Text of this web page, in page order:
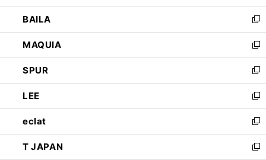
開
く
ウ
ィ
ン
ド
ウ
で
開
く
し
い
ウ
ィ
ン
ド
ウ
で
開
く
BAILA
新
し
い
ウ
ィ
ン
ド
ウ
で
開
く
MAQUIA
新
し
い
ウ
ィ
ン
ド
ウ
で
SPUR
新
し
い
ウ
ィ
ン
ド
LEE
新
し
い
ウ
ィ
eclat
新
し
い
T JAPAN
新